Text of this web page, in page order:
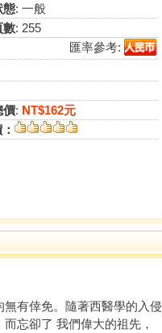
態: 一般
數: 255
匯率參考:
價: NT$162元
有倖免。隨著西醫學的入侵
忘卻了 我們偉大的祖先，